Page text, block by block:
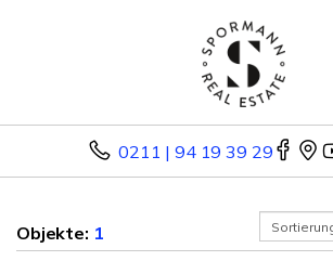
0211 | 94 19 39 29
Objekte: 1